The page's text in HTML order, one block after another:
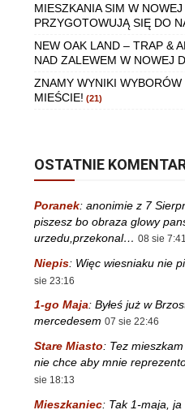
MIESZKANIA SIM W
PRZYGOTOWUJĄ SIĘ DO
NEW OAK LAND – TRAP &
NAD ZALEWEM W NOWEJ
ZNAMY WYNIKI
MIEŚCIE! (21)
OSTATNIE
Poranek: anonimie z 7
piszesz bo obraza glowy
urzedu,przekonal… 08 sie 7:41
Niepis: Więc wiesniaku nie
sie 23:16
1-go Maja: Byłeś już w
mercedesem 07 sie 22:46
Stare Miasto: Tez
nie chce aby mnie
sie 18:13
Mieszkaniec: Tak 1-maja,